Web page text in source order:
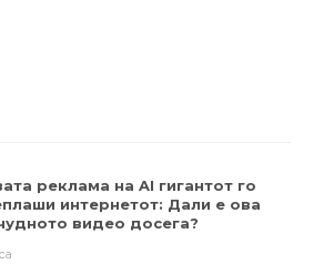
реклама на AI гигантот го
интернетот: Дали е ова
видео досега?